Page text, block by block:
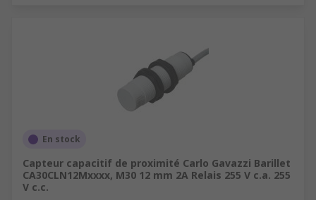
En stock
Capteur capacitif de proximité Carlo Gavazzi Barillet
CA30CLN12Mxxxx, M30 12 mm 2A Relais 255 V c.a. 255
V c.c.